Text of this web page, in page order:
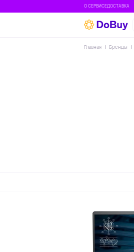
О СЕРВИСЕДОСТАВКА
Главная Бренды